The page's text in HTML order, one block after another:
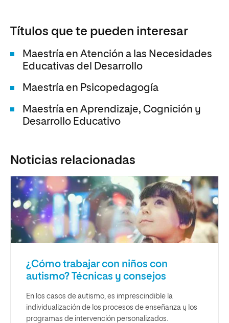
Títulos que te pueden interesar
Maestría en Atención a las Necesidades
Educativas del Desarrollo
Maestría en Psicopedagogía
Maestría en Aprendizaje, Cognición y
Desarrollo Educativo
Noticias relacionadas
¿Cómo trabajar con niños con
autismo? Técnicas y consejos
En los casos de autismo, es imprescindible la
individualización de los procesos de enseñanza y los
programas de intervención personalizados.